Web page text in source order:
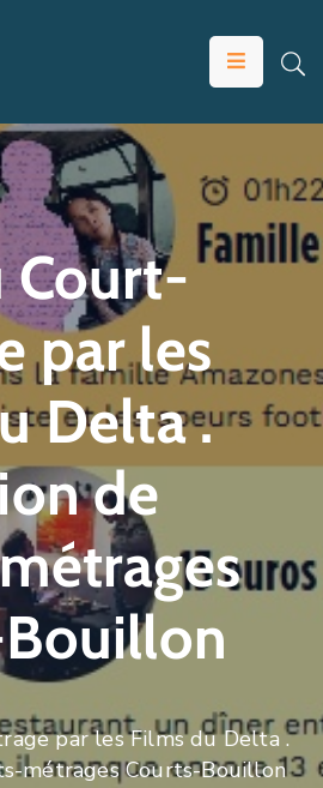
Court-
par les
Delta .
de
par les Films du Delta .
métrages Courts-Bouillon